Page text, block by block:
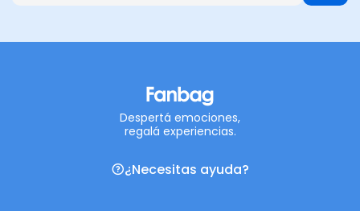
Despertá emociones,
regalá experiencias.
¿Necesitas ayuda?